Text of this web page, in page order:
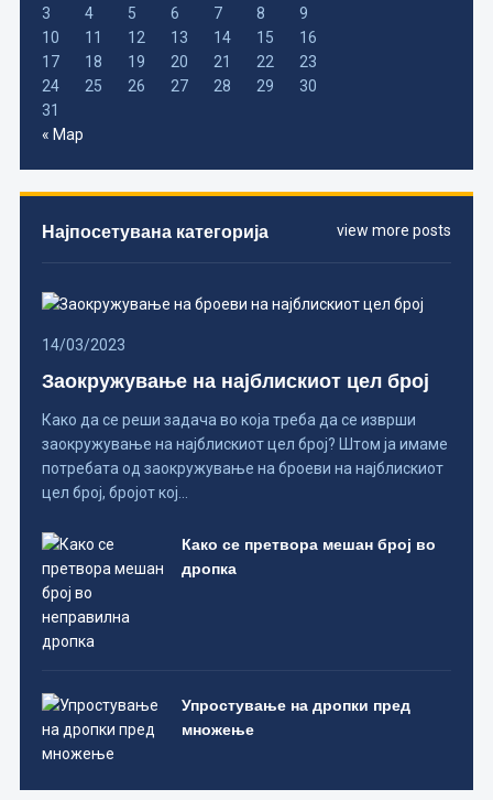
3
4 5 6 7 8
9
10
11 12 13 14 15
16
17
18 19 20 21 22
23
24
25 26 27 28 29
30
31
« Мар
view more posts
Најпосетувана категорија
14/03/2023
Заокружување на најблискиот цел број
Како да се реши задача во која треба да се изврши
заокружување на најблискиот цел број? Штом ја имаме
потребата од заокружување на броеви на најблискиот
цел број, бројот кој…
Како се претвора мешан број во
дропка
Упростување на дропки пред
множење